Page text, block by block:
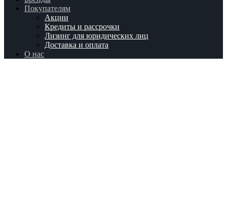
Покупателям
Акции
Кредиты и рассрочки
Лизинг для юридических лиц
Доставка и оплата
О нас